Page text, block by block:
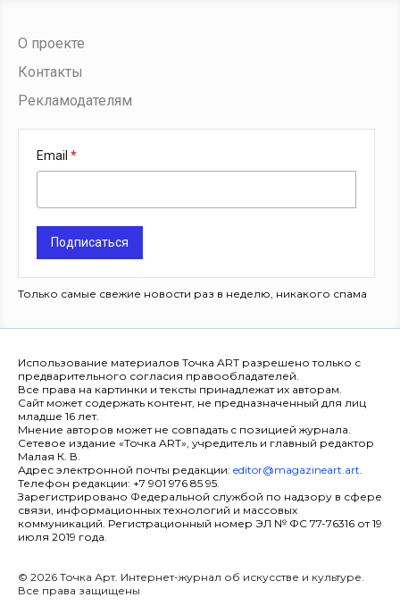
О проекте
Контакты
Рекламодателям
Email
Подписаться
Только самые свежие новости раз в неделю, никакого спама
Использование материалов Точка ART разрешено только с
предварительного согласия правообладателей.
Все права на картинки и тексты принадлежат их авторам.
Сайт может содержать контент, не предназначенный для лиц
младше 16 лет.
Мнение авторов может не совпадать с позицией журнала.
Сетевое издание «Точка ART», учредитель и главный редактор
Малая К. В.
Адрес электронной почты редакции: editor@magazineart.art.
Телефон редакции: +7 901 976 85 95.
Зарегистрировано Федеральной службой по надзору в сфере
связи, информационных технологий и массовых
коммуникаций. Регистрационный номер ЭЛ № ФС 77-76316 от 19
июля 2019 года.
© 2026 Точка Арт. Интернет-журнал об искусстве и культуре.
Все права защищены